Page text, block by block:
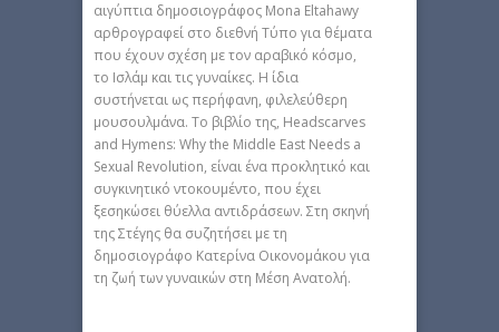
αιγύπτια δημοσιογράφος Mona Eltahawy
αρθρογραφεί στο διεθνή Τύπο για θέματα
που έχουν σχέση με τον αραβικό κόσμο,
το Ισλάμ και τις γυναίκες. Η ίδια
συστήνεται ως περήφανη, φιλελεύθερη
μουσουλμάνα. Το βιβλίο της, Headscarves
and Hymens: Why the Middle East Needs a
Sexual Revolution, είναι ένα προκλητικό και
συγκινητικό ντοκουμέντο, που έχει
ξεσηκώσει θύελλα αντιδράσεων. Στη σκηνή
της Στέγης θα συζητήσει με τη
δημοσιογράφο Κατερίνα Οικονομάκου για
τη ζωή των γυναικών στη Μέση Ανατολή.